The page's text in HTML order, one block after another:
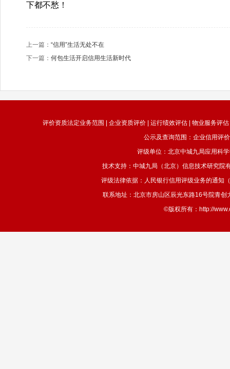
下都不愁！
上一篇： “信用”生活无处不在
下一篇： 何包生活开启信用生活新时代
评价资质法定业务范围 | 企业资质评价 | 运行绩效评估 | 物业服务评
公示及查询范围：企业信用评
评级单位：北京中城九局应用科
技术支持：中城九局（北京）信息技术研究院
评级法律依据：人民银行信用评级业务的通知
联系地址：北京市房山区辰光东路16号院青
©版权所有：http://